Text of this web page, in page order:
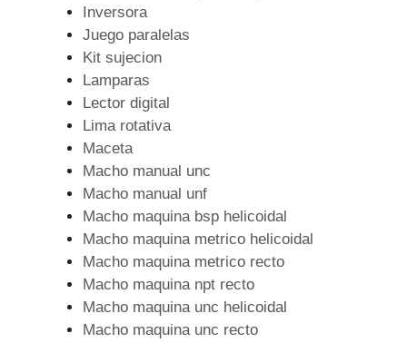
Inversora
Juego paralelas
Kit sujecion
Lamparas
Lector digital
Lima rotativa
Maceta
Macho manual unc
Macho manual unf
Macho maquina bsp helicoidal
Macho maquina metrico helicoidal
Macho maquina metrico recto
Macho maquina npt recto
Macho maquina unc helicoidal
Macho maquina unc recto